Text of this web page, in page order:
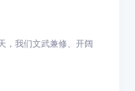
我们文武兼修、开阔